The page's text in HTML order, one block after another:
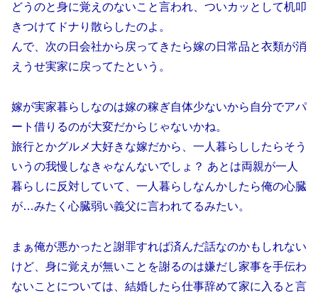
どうのと身に覚えのないこと言われ、ついカッとして机叩
きつけてドナり散らしたのよ。
んで、次の日会社から戻ってきたら嫁の日常品と衣類が消
えうせ実家に戻ってたという。
嫁が実家暮らしなのは嫁の稼ぎ自体少ないから自分でアパ
ート借りるのが大変だからじゃないかね。
旅行とかグルメ大好きな嫁だから、一人暮らししたらそう
いうの我慢しなきゃなんないでしょ？ あとは両親が一人
暮らしに反対していて、一人暮らしなんかしたら俺の心臓
が…みたく心臓弱い義父に言われてるみたい。
まぁ俺が悪かったと謝罪すれば済んだ話なのかもしれない
けど、身に覚えが無いことを謝るのは嫌だし家事を手伝わ
ないことについては、結婚したら仕事辞めて家に入ると言